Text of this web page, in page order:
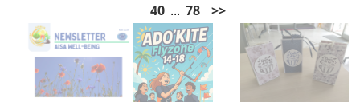
40 ... 78 >>